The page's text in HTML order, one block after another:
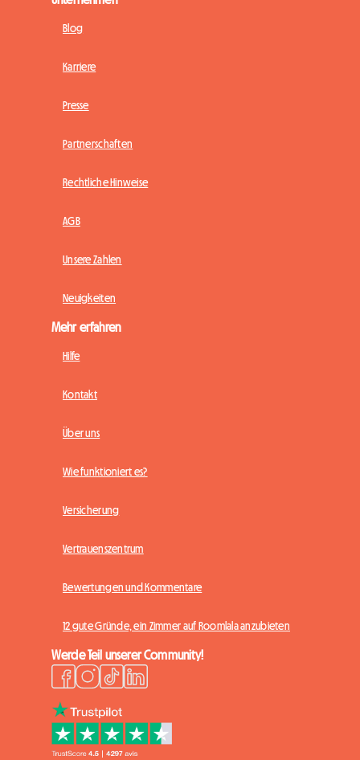
Blog
Karriere
Presse
Partnerschaften
Rechtliche Hinweise
AGB
Unsere Zahlen
Neuigkeiten
Mehr erfahren
Hilfe
Kontakt
Über uns
Wie funktioniert es?
Versicherung
Vertrauenszentrum
Bewertungen und Kommentare
12 gute Gründe, ein Zimmer auf Roomlala anzubieten
Werde Teil unserer Community!